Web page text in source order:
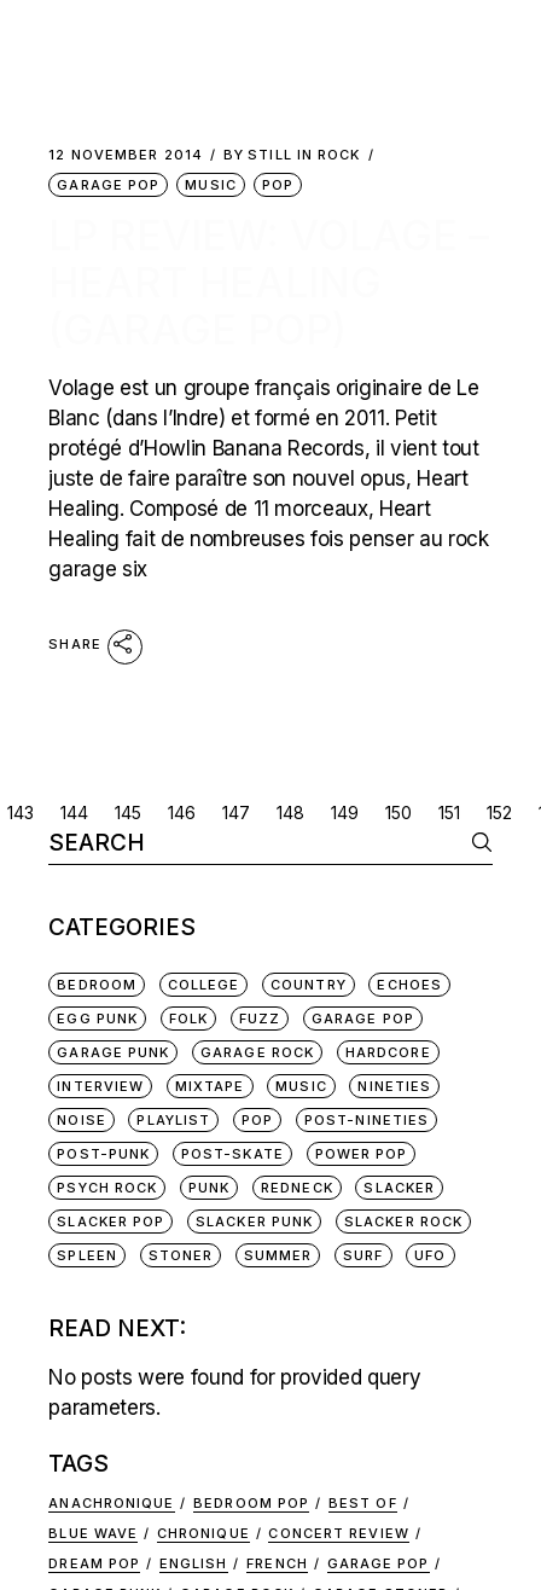
12 NOVEMBER 2014 BY STILL IN ROCK
GARAGE POP
MUSIC POP
Volage est un groupe français originaire de Le
Blanc (dans l’Indre) et formé en 2011. Petit
protégé d’Howlin Banana Records, il vient tout
juste de faire paraître son nouvel opus, Heart
Healing. Composé de 11 morceaux, Heart
Healing fait de nombreuses fois penser au rock
garage six
SHARE
POSTS
NAVIGATION
143 144 145 146 147 148 149 150 151 152
Search
for:
CATEGORIES
BEDROOM COLLEGE COUNTRY
ECHOES
EGG PUNK
FOLK FUZZ
GARAGE POP
GARAGE PUNK
GARAGE ROCK
HARDCORE
INTERVIEW
MIXTAPE MUSIC
NINETIES
NOISE
PLAYLIST POP
POST-NINETIES
POST-PUNK
POST-SKATE
POWER POP
PSYCH ROCK
PUNK REDNECK
SLACKER
SLACKER POP
SLACKER PUNK
SLACKER ROCK
SPLEEN
STONER SUMMER SURF UFO
READ NEXT:
No posts were found for provided query
parameters.
TAGS
ANACHRONIQUE BEDROOM POP
BEST OF
BLUE WAVE
CHRONIQUE
CONCERT REVIEW
DREAM POP
ENGLISH FRENCH
GARAGE POP